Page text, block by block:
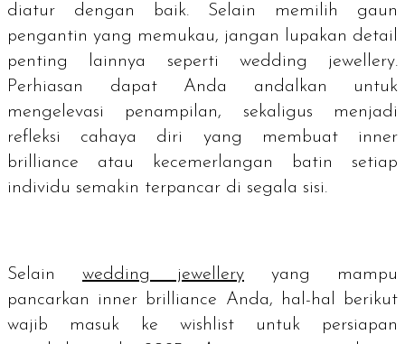
diatur dengan baik. Selain memilih gaun
pengantin yang memukau, jangan lupakan detail
penting lainnya seperti wedding jewellery.
Perhiasan dapat Anda andalkan untuk
mengelevasi penampilan, sekaligus menjadi
refleksi cahaya diri yang membuat inner
brilliance atau kecemerlangan batin setiap
individu semakin terpancar di segala sisi.
Selain wedding jewellery yang mampu
pancarkan inner brilliance Anda, hal-hal berikut
wajib masuk ke wishlist untuk persiapan